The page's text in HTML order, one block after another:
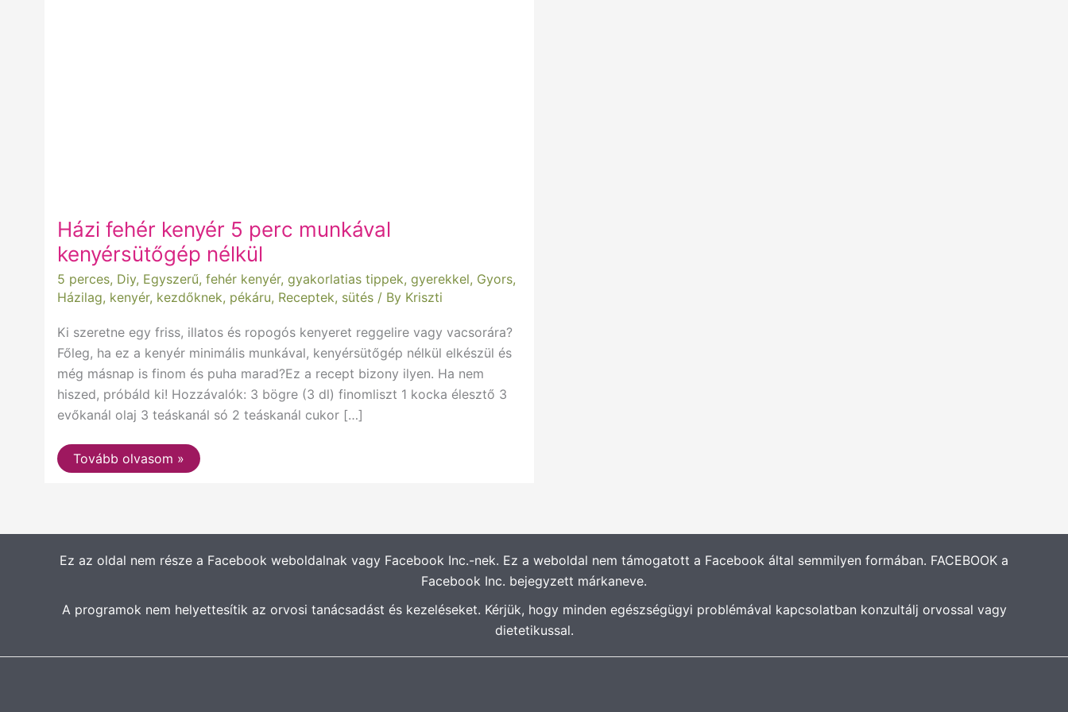
Házi fehér kenyér 5 perc munkával
kenyérsütőgép nélkül
5 perces, Diy, Egyszerű, fehér kenyér, gyakorlatias tippek, gyerekkel, Gyors,
Házilag, kenyér, kezdőknek, pékáru, Receptek, sütés / By Kriszti
Ki szeretne egy friss, illatos és ropogós kenyeret reggelire vagy vacsorára?
Főleg, ha ez a kenyér minimális munkával, kenyérsütőgép nélkül elkészül és
még másnap is finom és puha marad?Ez a recept bizony ilyen. Ha nem
hiszed, próbáld ki! Hozzávalók: 3 bögre (3 dl) finomliszt 1 kocka élesztő 3
evőkanál olaj 3 teáskanál só 2 teáskanál cukor […]
Tovább olvasom »
Ez az oldal nem része a Facebook weboldalnak vagy Facebook Inc.-nek. Ez a weboldal nem támogatott a Facebook által semmilyen formában. FACEBOOK a
Facebook Inc. bejegyzett márkaneve.
A programok nem helyettesítik az orvosi tanácsadást és kezeléseket. Kérjük, hogy minden egészségügyi problémával kapcsolatban konzultálj orvossal vagy
dietetikussal.